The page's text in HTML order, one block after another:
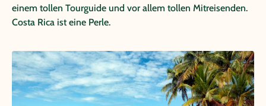
einem tollen Tourguide und vor allem tollen Mitreisenden.
Costa Rica ist eine Perle.